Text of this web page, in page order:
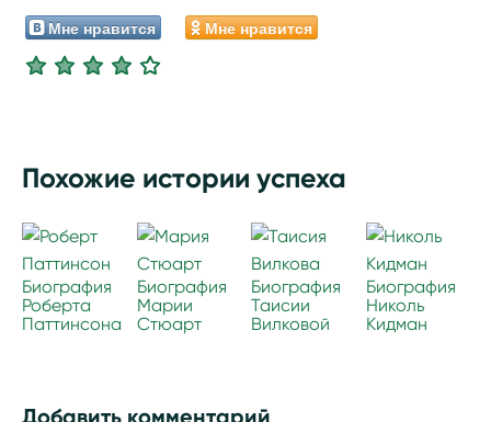
Мне нравится Мне нравится
Похожие истории успеха
Биография
Роберта
Паттинсона
Биография
Марии
Стюарт
Биография
Таисии
Вилковой
Биография
Николь
Кидман
Добавить комментарий